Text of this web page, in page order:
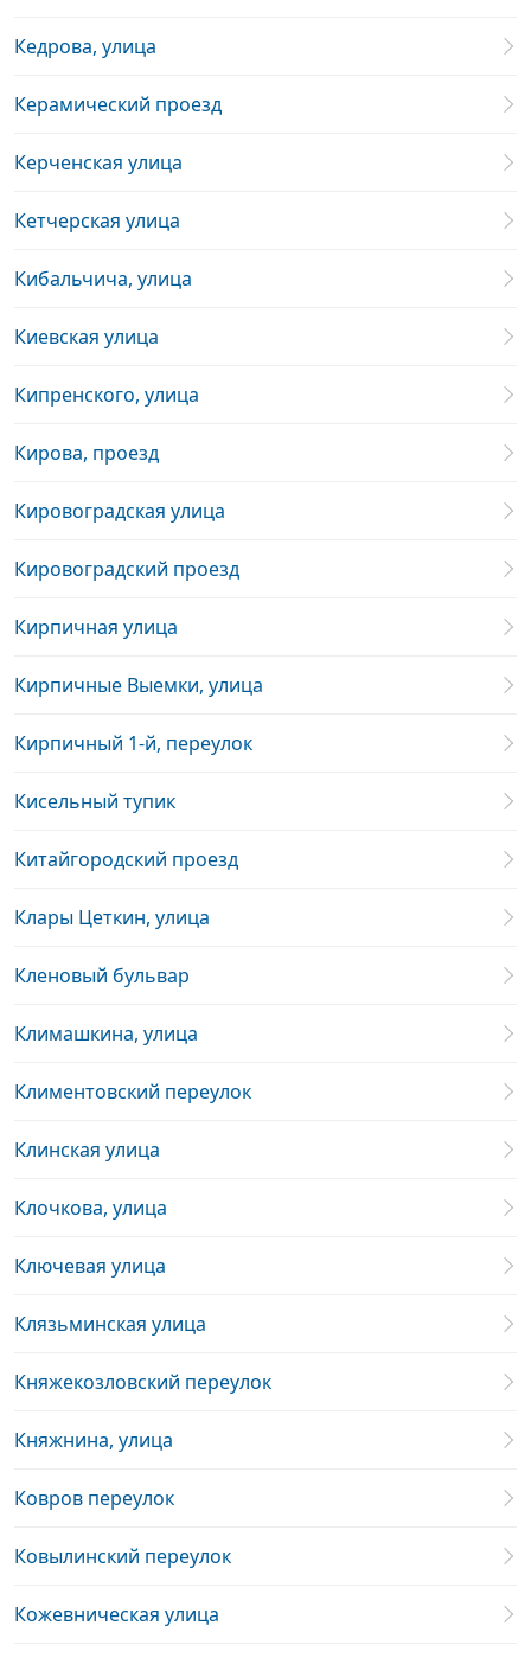
Кедрова, улица
Керамический проезд
Керченская улица
Кетчерская улица
Кибальчича, улица
Киевская улица
Кипренского, улица
Кирова, проезд
Кировоградская улица
Кировоградский проезд
Кирпичная улица
Кирпичные Выемки, улица
Кирпичный 1-й, переулок
Кисельный тупик
Китайгородский проезд
Клары Цеткин, улица
Кленовый бульвар
Климашкина, улица
Климентовский переулок
Клинская улица
Клочкова, улица
Ключевая улица
Клязьминская улица
Княжекозловский переулок
Княжнина, улица
Ковров переулок
Ковылинский переулок
Кожевническая улица